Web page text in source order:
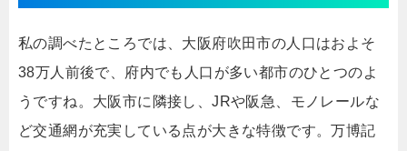
私の調べたところでは、大阪府吹田市の人口はおよそ
38万人前後で、府内でも人口が多い都市のひとつのよ
うですね。大阪市に隣接し、JRや阪急、モノレールな
ど交通網が充実している点が大きな特徴です。万博記